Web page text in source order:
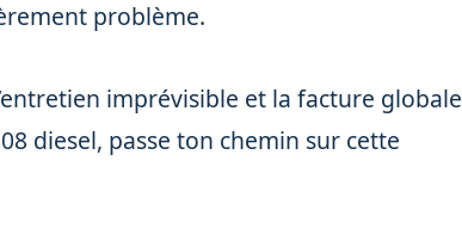
problème.
imprévisible et la facture globale
diesel, passe ton chemin sur cette